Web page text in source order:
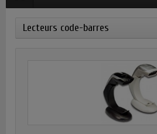
Lecteurs code-barres